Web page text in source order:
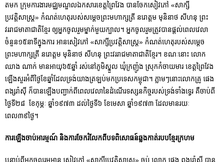
តមក ក្រុមការងារមជ្ឈមណ្ឌលឯកសារខេត្តព្រៃវែង បានចែកសៀវភៅ​ «សាក្សី
ប្រវត្តិសាស្ត្រ» កំណត់ហេតុរបស់សម្តេចព្រះមហាក្សត្រី នរោត្តម មុនិនាថ សីហនុ ព្រះ
វររាជមាតាជាតិខ្មែរ ឲ្យអ្នកចូលរួមម្នាក់មួយក្បាល។ អ្នកចូលរួមត្រូវបានផ្តល់ពេលវេលា
ចំនួន១៥នាទីក្នុងការ​ អានសៀវភៅ «សាក្សីប្រវត្តិសាស្ត្រ» កំណត់ហេតុរបស់សម្តេច
ព្រះមហាក្សត្រី នរោត្តម មុនិនាថ សីហនុ ព្រះវររាជមាតាជាតិខ្មែរ។ ខណៈនោះ លោក
ឈាង ណាក់ មានអាយុ៦៥ឆ្នាំ រស់នៅភូមិស្នួល ឃុំក្រញ៉ូង ស្រុកកំចាយមារ ខេត្តព្រៃវែង
ឡើងសួរអំពីថ្ងៃខែឆ្នាំដែលទ្រង់យាងត្រឡប់មកប្រទេសកម្ពុជា។ ភ្លាមៗនោះលោកគ្រូ ផេង
ពង្សរ៉ាស៊ី ក៏បានឡើងបញ្ជាក់ពីពេលវេលានៃដំណើរទស្សនកិច្ចរបស់ទ្រង់ទាំងទ្វេរ គឺចាប់ពី
ថ្ងៃទី២៨ ខែកុម្ភៈ ឆ្នាំ១៩៧៣ ដល់ថ្ងៃទី៦​ ខែមេសា ឆ្នាំ១៩៧៣ ដែលមានរយៈ
ពេល៣៩ថ្ងៃ។
ការឡើងចាប់អារម្មណ៍ និងការចែករំលែកពីបទពិសោធន៍ឆ្លងកាត់របបខ្មែរក្រហម
បន្ទាប់ពីអ្នកចូលរួមអាន សៀវភៅ «សាក្សីប្រវត្តិសាស្ត្រ» ចប់ លោក ផេង ពង្សរ៉ាស៊ី បាន